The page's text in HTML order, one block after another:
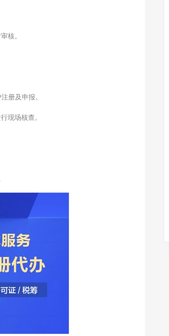
核。
册及申报。
现场核查。